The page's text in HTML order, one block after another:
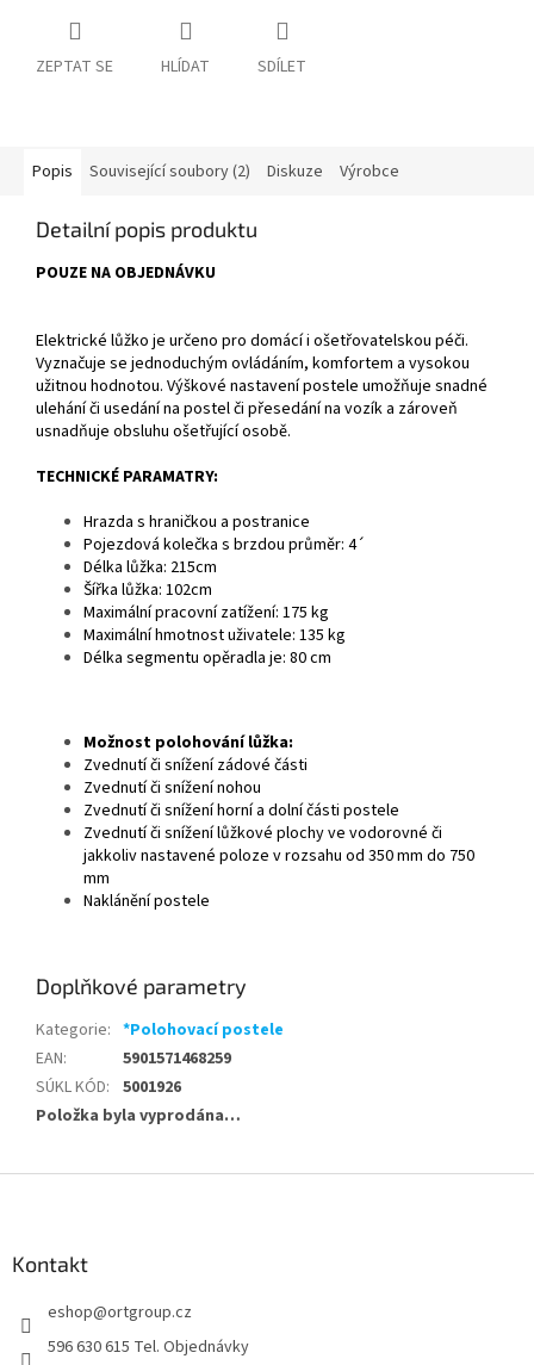
ZEPTAT SE HLÍDAT SDÍLET
Popis Související soubory (2) Diskuze Výrobce
Detailní popis produktu
POUZE NA OBJEDNÁVKU
Elektrické lůžko je určeno pro domácí i ošetřovatelskou péči.
Vyznačuje se jednoduchým ovládáním, komfortem a vysokou
užitnou hodnotou. Výškové nastavení postele umožňuje snadné
ulehání či usedání na postel či přesedání na vozík a zároveň
usnadňuje obsluhu ošetřující osobě.
TECHNICKÉ PARAMATRY:
Hrazda s hraničkou a postranice
Pojezdová kolečka s brzdou průměr: 4´
Délka lůžka: 215cm
Šířka lůžka: 102cm
Maximální pracovní zatížení: 175 kg
Maximální hmotnost uživatele: 135 kg
Délka segmentu opěradla je: 80 cm
Možnost polohování lůžka:
Zvednutí či snížení zádové části
Zvednutí či snížení nohou
Zvednutí či snížení horní a dolní části postele
Zvednutí či snížení lůžkové plochy ve vodorovné či
jakkoliv nastavené poloze v rozsahu od 350 mm do 750
mm
Naklánění postele
Doplňkové parametry
Kategorie: *Polohovací postele
EAN:
5901571468259
SÚKL KÓD: 5001926
Položka byla vyprodána…
Kontakt
eshop@ortgroup.cz
596 630 615 Tel. Objednávky